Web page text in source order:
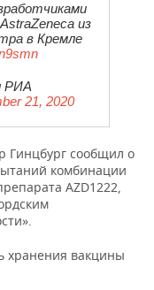
из
в Кремле
РИА
21, 2020
Гинцбург сообщил о
комбинации
AZD1222,
хранения вакцины